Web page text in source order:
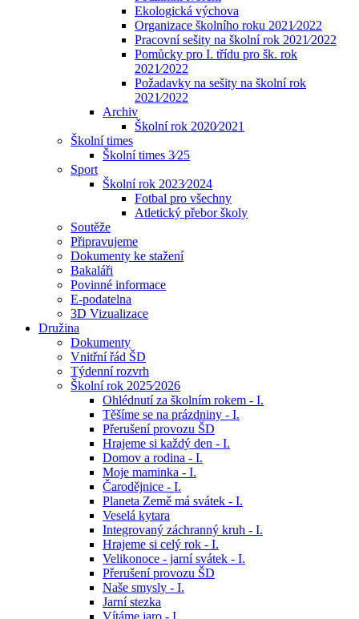
Ekologická výchova
Organizace školního roku 2021⁄2022
Pracovní sešity na školní rok 2021⁄2022
Pomůcky pro I. třídu pro šk. rok
2021⁄2022
Požadavky na sešity na školní rok
2021⁄2022
Archiv
Školní rok 2020⁄2021
Školní times
Školní times 3⁄25
Sport
Školní rok 2023⁄2024
Fotbal pro všechny
Atletický přebor školy
Soutěže
Připravujeme
Dokumenty ke stažení
Bakaláři
Povinné informace
E-podatelna
3D Vizualizace
Družina
Dokumenty
Vnitřní řád ŠD
Týdenní rozvrh
Školní rok 2025⁄2026
Ohlédnutí za školním rokem - I.
Těšíme se na prázdniny - I.
Přerušení provozu ŠD
Hrajeme si každý den - I.
Domov a rodina - I.
Moje maminka - I.
Čarodějnice - I.
Planeta Země má svátek - I.
Veselá kytara
Integrovaný záchranný kruh - I.
Hrajeme si celý rok - I.
Velikonoce - jarní svátek - I.
Přerušení provozu ŠD
Naše smysly - I.
Jarní stezka
Vítáme jaro - I.